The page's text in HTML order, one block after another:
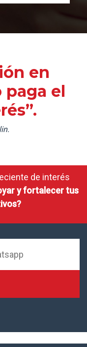
en
el
de interés
y fortalecer tus